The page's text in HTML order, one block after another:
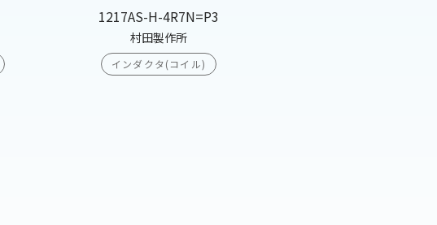
1217AS-H-4R7N=P3
村田製作所
インダクタ(コイル)